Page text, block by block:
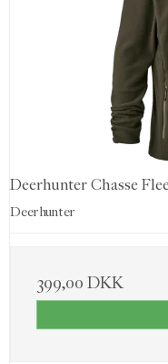
Deerhunter Chasse
Deerhunter
399,00 DKK